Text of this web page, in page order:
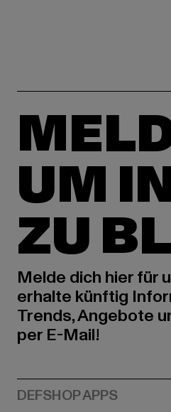
UM
ZU
Melde dich hier für
erhalte künftig
Trends, Angebote
per E-Mail!